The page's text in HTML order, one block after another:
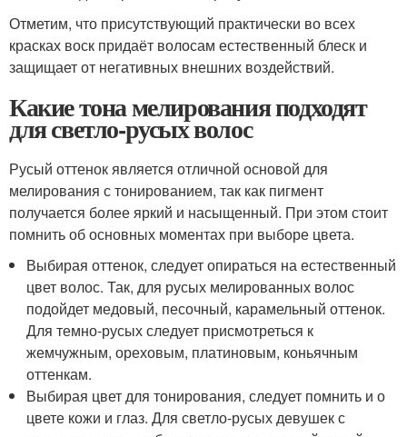
Отметим, что присутствующий практически во всех
красках воск придаёт волосам естественный блеск и
защищает от негативных внешних воздействий.
Какие тона мелирования подходят
для светло-русых волос
Русый оттенок является отличной основой для
мелирования с тонированием, так как пигмент
получается более яркий и насыщенный. При этом стоит
помнить об основных моментах при выборе цвета.
Выбирая оттенок, следует опираться на естественный
цвет волос. Так, для русых мелированных волос
подойдет медовый, песочный, карамельный оттенок.
Для темно-русых следует присмотреться к
жемчужным, ореховым, платиновым, коньячным
оттенкам.
Выбирая цвет для тонирования, следует помнить и о
цвете кожи и глаз. Для светло-русых девушек с